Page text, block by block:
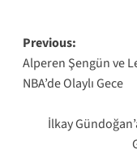
Post
navigation
Previous:
Alperen Şengün ve
NBA’de Olaylı Gece
İlkay